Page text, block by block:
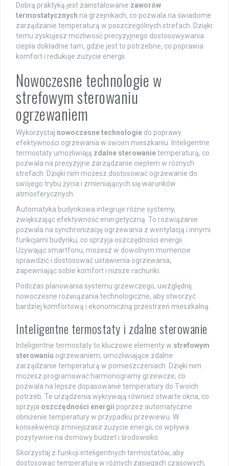
Dobrą praktyką jest zainstalowanie zaworów
termostatycznych na grzejnikach, co pozwala na świadome
zarządzanie temperaturą w poszczególnych strefach. Dzięki
temu zyskujesz możliwość precyzyjnego dostosowywania
ciepła dokładnie tam, gdzie jest to potrzebne, co poprawia
komfort i redukuje zużycie energii.
Nowoczesne technologie w
strefowym sterowaniu
ogrzewaniem
Wykorzystaj nowoczesne technologie do poprawy
efektywności ogrzewania w swoim mieszkaniu. Inteligentne
termostaty umożliwiają zdalne sterowanietemperaturą, co
pozwala na precyzyjne zarządzanie ciepłem w różnych
strefach. Dzięki nim możesz dostosować ogrzewanie do
swojego trybu życia i zmieniających się warunków
atmosferycznych.
Automatyka budynkowa integruje różne systemy,
zwiększając efektywność energetyczną. To rozwiązanie
pozwala na synchronizację ogrzewania z wentylacją i innymi
funkcjami budynku, co sprzyja oszczędności energii.
Używając smartfonu, możesz w dowolnym momencie
sprawdzić i dostosować ustawienia ogrzewania,
zapewniając sobie komfort i nizsze rachunki.
Podczas planowania systemu grzewczego, uwzględnij
nowoczesne rozwiązania technologiczne, aby stworzyć
bardziej komfortową i ekonomiczną przestrzeń mieszkalną.
Inteligentne termostaty i zdalne sterowanie
Inteligentne termostaty to kluczowe elementy w strefowym
sterowaniu ogrzewaniem, umożliwiające zdalne
zarządzanie temperaturą w pomieszczeniach. Dzięki nim
możesz programować harmonogramy grzewcze, co
pozwala na lepsze dopasowanie temperatury do Twoich
potrzeb. Te urządzenia wykrywają również otwarte okna, co
sprzyja oszczędności energii poprzez automatyczne
obniżenie temperatury w przypadku przewiewu. W
konsekwencji zmniejszasz zużycie energii, co wpływa
pozytywnie na domowy budżet i środowisko.
Skorzystaj z funkcji inteligentnych termostatów, aby
dostosować temperaturę w różnych zasięgach czasowych,